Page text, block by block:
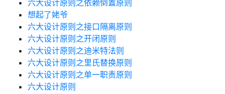
六大设计原则之依赖倒置原则
想起了姥爷
六大设计原则之接口隔离原则
六大设计原则之开闭原则
六大设计原则之迪米特法则
六大设计原则之里氏替换原则
六大设计原则之单一职责原则
六大设计原则